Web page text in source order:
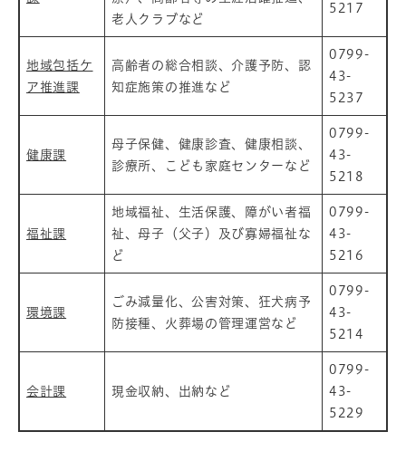
老人クラブなど
5217
地域包括ケ
ア推進課
高齢者の総合相談、介護予防、認
知症施策の推進など
0799-
43-
5237
健康課
母子保健、健康診査、健康相談、
診療所、こども家庭センターなど
0799-
43-
5218
福祉課
地域福祉、生活保護、障がい者福
祉、母子（父子）及び寡婦福祉な
ど
0799-
43-
5216
環境課
ごみ減量化、公害対策、狂犬病予
防接種、火葬場の管理運営など
0799-
43-
5214
会計課 現金収納、出納など
0799-
43-
5229